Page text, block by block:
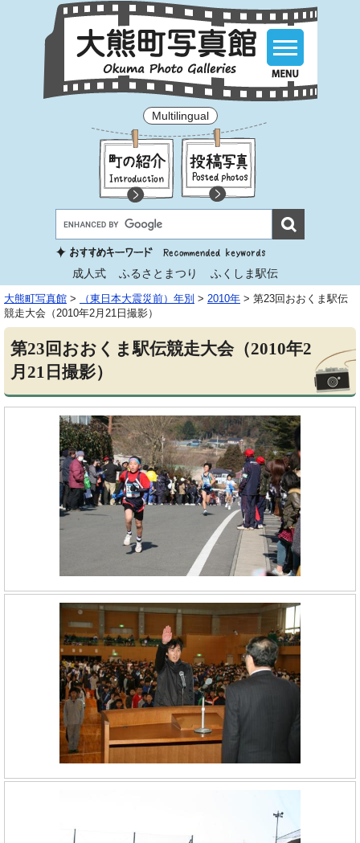
Multilingual
成人式 ふるさとまつり ふくしま駅伝
大熊町写真館 > （東日本大震災前）年別 > 2010年 > 第23回おおくま駅伝
競走大会（2010年2月21日撮影）
第23回おおくま駅伝競走大会（2010年2
月21日撮影）